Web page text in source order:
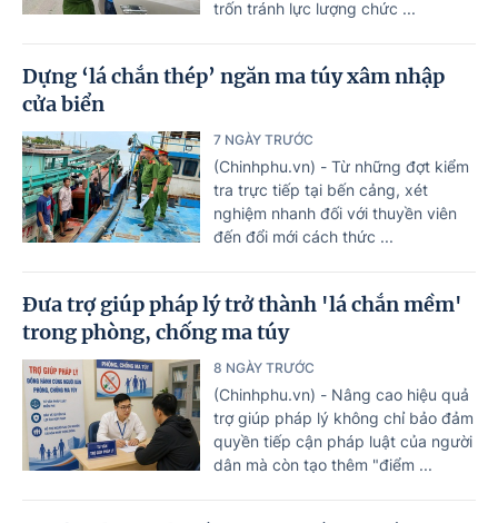
trốn tránh lực lượng chức ...
Dựng ‘lá chắn thép’ ngăn ma túy xâm nhập
cửa biển
7 NGÀY TRƯỚC
(Chinhphu.vn) - Từ những đợt kiểm
tra trực tiếp tại bến cảng, xét
nghiệm nhanh đối với thuyền viên
đến đổi mới cách thức ...
Đưa trợ giúp pháp lý trở thành 'lá chắn mềm'
trong phòng, chống ma túy
8 NGÀY TRƯỚC
(Chinhphu.vn) - Nâng cao hiệu quả
trợ giúp pháp lý không chỉ bảo đảm
quyền tiếp cận pháp luật của người
dân mà còn tạo thêm "điểm ...